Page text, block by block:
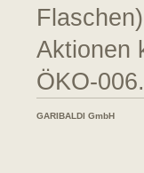
Aktionen
ÖKO-006.
GARIBALDI GmbH